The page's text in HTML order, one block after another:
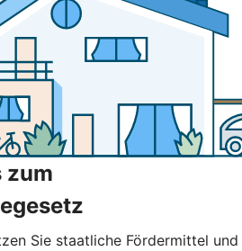
zum
Sie staatliche Fördermittel und